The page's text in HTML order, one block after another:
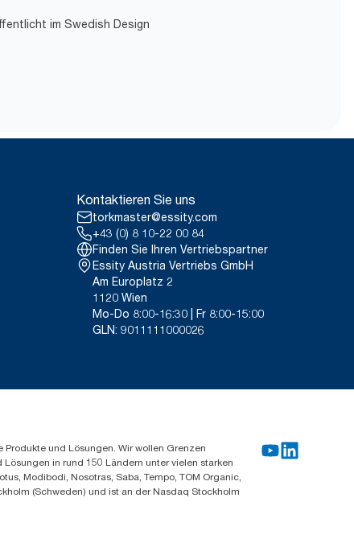
im Swedish Design
Kontaktieren Sie uns
torkmaster@essity.com
+43 (0) 8 10-22 00 84
Finden Sie Ihren Vertriebspartner
Essity Austria Vertriebs GmbH
Am Europlatz 2
1120 Wien
Mo-Do 8:00-16:30 | Fr 8:00-15:00
GLN: 9011111000026
und Lösungen. Wir wollen Grenzen
in rund 150 Ländern unter vielen starken
Modibodi, Nosotras, Saba, Tempo, TOM Organic,
(Schweden) und ist an der Nasdaq Stockholm